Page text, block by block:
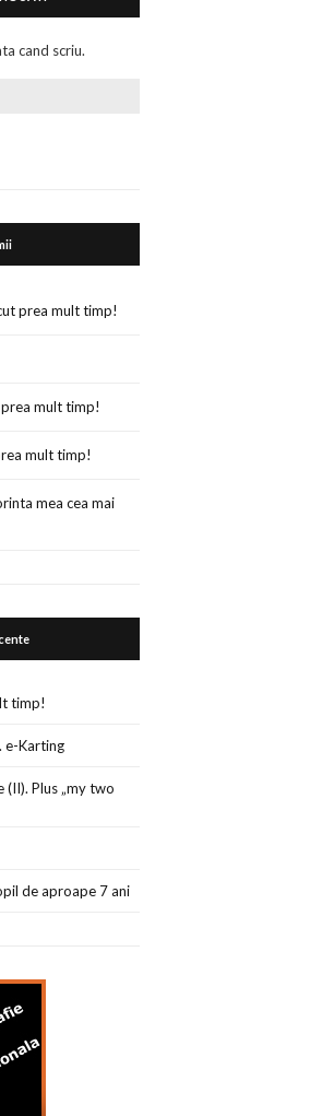
cand scriu.
prea mult timp!
mult timp!
mult timp!
mea cea mai
timp!
e-Karting
(II). Plus „my two
de aproape 7 ani